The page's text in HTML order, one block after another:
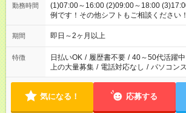
勤務時間
(1)07:00～16:00 (2)09:00～18:00 (3)17:00～
例です！その他シフトもご相談ください！
期間 即日～2ヶ月以上
特徴 日払いOK / 履歴書不要 / 40～50代活躍中
上の大量募集 / 電話対応なし / パソコン
気になる！ 応募する